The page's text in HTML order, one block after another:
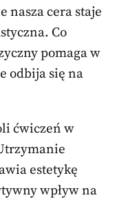
nasza cera staje
Co
pomaga w
odbija się na
ćwiczeń w
estetykę
wpływ na